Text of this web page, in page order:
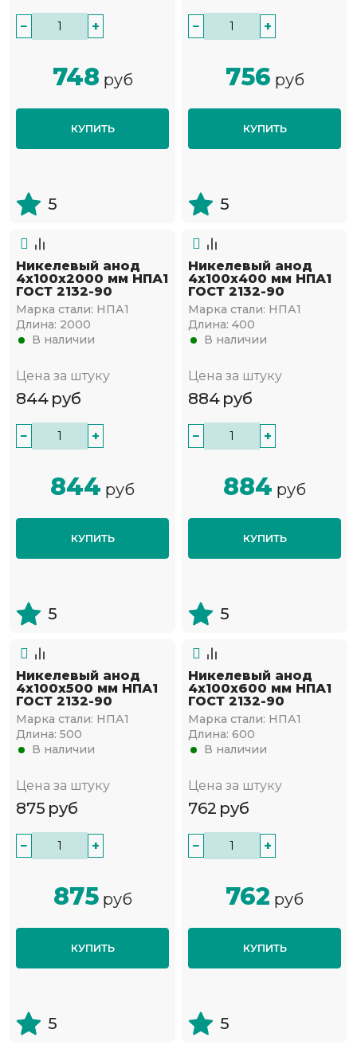
− +
748 руб
КУПИТЬ
5
− +
756 руб
КУПИТЬ
5
Никелевый анод
4х100х2000 мм НПА1
ГОСТ 2132-90
Марка стали: НПА1
Длина: 2000
В наличии
Цена за штуку
844 руб
− +
844 руб
КУПИТЬ
5
Никелевый анод
4х100х400 мм НПА1
ГОСТ 2132-90
Марка стали: НПА1
Длина: 400
В наличии
Цена за штуку
884 руб
− +
884 руб
КУПИТЬ
5
Никелевый анод
4х100х500 мм НПА1
ГОСТ 2132-90
Марка стали: НПА1
Длина: 500
В наличии
Цена за штуку
875 руб
− +
875руб
КУПИТЬ
5
Никелевый анод
4х100х600 мм НПА1
ГОСТ 2132-90
Марка стали: НПА1
Длина: 600
В наличии
Цена за штуку
762 руб
− +
762 руб
КУПИТЬ
5